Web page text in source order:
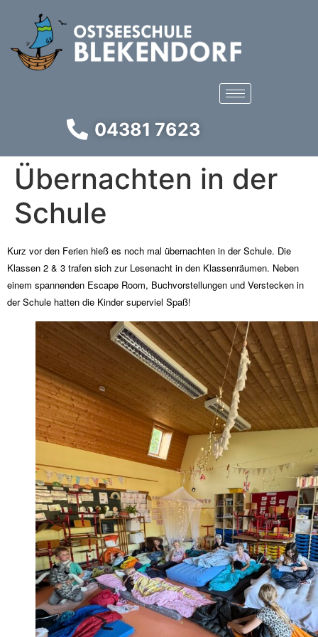
04381 7623
Übernachten in der
Schule
Kurz vor den Ferien hieß es noch mal übernachten in der Schule. Die
Klassen 2 & 3 trafen sich zur Lesenacht in den Klassenräumen. Neben
einem spannenden Escape Room, Buchvorstellungen und Verstecken in
der Schule hatten die Kinder superviel Spaß!